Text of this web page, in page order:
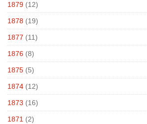
1879 (12)
1878 (19)
1877 (11)
1876 (8)
1875 (5)
1874 (12)
1873 (16)
1871 (2)